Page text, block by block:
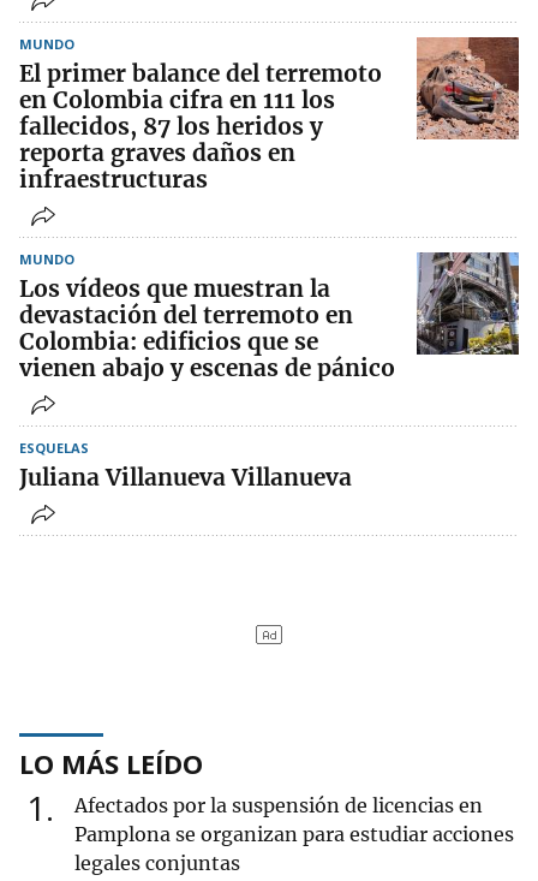
MUNDO
El primer balance del terremoto
en Colombia cifra en 111 los
fallecidos, 87 los heridos y
reporta graves daños en
infraestructuras
MUNDO
Los vídeos que muestran la
devastación del terremoto en
Colombia: edificios que se
vienen abajo y escenas de pánico
ESQUELAS
Juliana Villanueva Villanueva
LO MÁS LEÍDO
1
Afectados por la suspensión de licencias en
Pamplona se organizan para estudiar acciones
legales conjuntas